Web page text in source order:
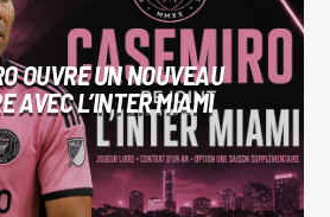
OUVRE UN NOUVEAU
AVEC L’INTER MIAMI